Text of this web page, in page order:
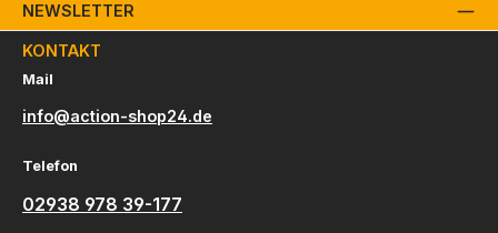
NEWSLETTER
KONTAKT
Mail
info@action-shop24.de
Telefon
02938 978 39-177